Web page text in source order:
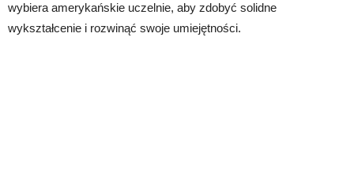
wybiera amerykańskie uczelnie, aby zdobyć solidne
wykształcenie i rozwinąć swoje umiejętności.